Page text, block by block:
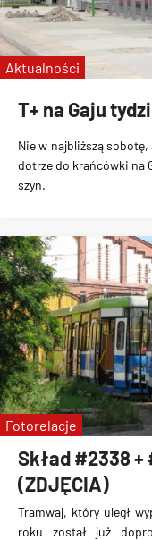
T+ na Gaju
Nie w najbliższą
dotrze do krańcówki na
szyn.
Aktualności
Skład #2338
(ZDJĘCIA)
Tramwaj, który uległ
roku został już
Fotorelacje